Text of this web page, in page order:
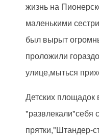
жизнь на
маленькими
был вырыт
проложили
улице,мыться
Детских площадок
"развлекали"себя
прятки,"Штандер-